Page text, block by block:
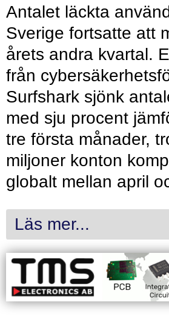
Antalet läckta
Sverige fortsatte att
årets andra kvartal.
från
Surfshark sjönk
med sju procent
tre första månader,
miljoner konton
globalt mellan april
Läs mer...